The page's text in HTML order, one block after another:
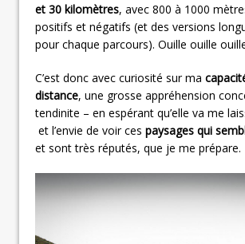
et 30 kilomètres, avec 800 à 1000
positifs et négatifs (et des versions
pour chaque parcours). Ouille ouille
C’est donc avec curiosité sur ma
distance, une grosse appréhension
tendinite – en espérant qu’elle va me
et l’envie de voir ces paysages qui
et sont très réputés, que je me prépare.